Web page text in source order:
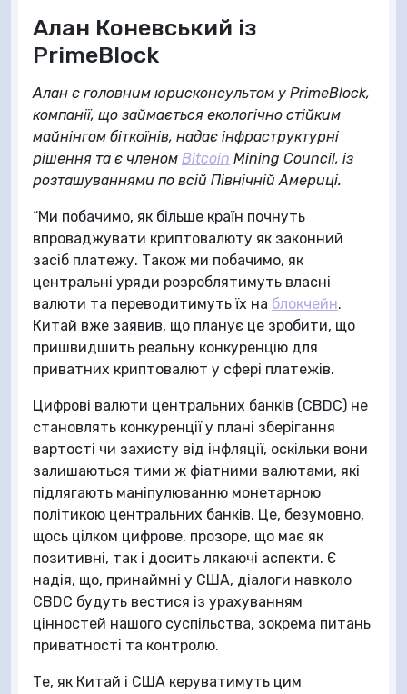
Алан Коневський із
PrimeBlock
Алан є головним юрисконсультом у PrimeBlock,
компанії, що займається екологічно стійким
майнінгом біткоїнів, надає інфраструктурні
рішення та є членом Bitcoin Mining Council, із
розташуваннями по всій Північній Америці.
“Ми побачимо, як більше країн почнуть
впроваджувати криптовалюту як законний
засіб платежу. Також ми побачимо, як
центральні уряди розроблятимуть власні
валюти та переводитимуть їх на блокчейн.
Китай вже заявив, що планує це зробити, що
пришвидшить реальну конкуренцію для
приватних криптовалют у сфері платежів.
Цифрові валюти центральних банків (CBDC) не
становлять конкуренції у плані зберігання
вартості чи захисту від інфляції, оскільки вони
залишаються тими ж фіатними валютами, які
підлягають маніпулюванню монетарною
політикою центральних банків. Це, безумовно,
щось цілком цифрове, прозоре, що має як
позитивні, так і досить лякаючі аспекти. Є
надія, що, принаймні у США, діалоги навколо
CBDC будуть вестися із урахуванням
цінностей нашого суспільства, зокрема питань
приватності та контролю.
Те, як Китай і США керуватимуть цим